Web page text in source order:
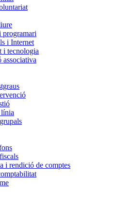
programari
i Internet
i tecnologia
associativa
i rendició de comptes